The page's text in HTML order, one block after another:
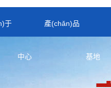
于 產(chǎn)品
中心 基地